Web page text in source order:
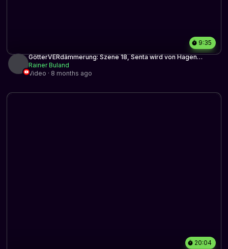
9:35
GötterVERdämmerung: Szene 18, Senta wird von Hagen
hineingelegt.
Rainer Buland
Video · 8 months ago
20:04